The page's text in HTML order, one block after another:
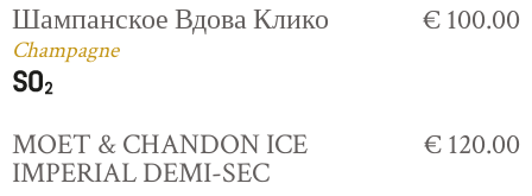
Шампанское Вдова Клико
Champagne
€ 100.00
MOET & CHANDON ICE
IMPERIAL DEMI-SEC
€ 120.00